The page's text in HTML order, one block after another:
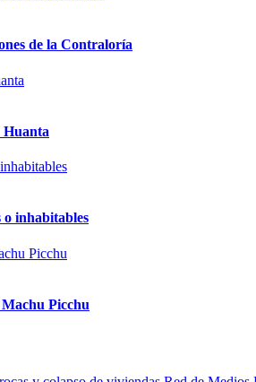
de la Contraloría
Huanta
o inhabitables
Picchu